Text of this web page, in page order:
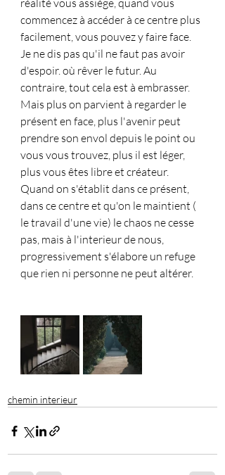
réalité vous assiège, quand vous
commencez à accéder à ce centre plus
facilement, vous pouvez y faire face.
Je ne dis pas qu'il ne faut pas avoir
d'espoir. où rêver le futur. Au
contraire, tout cela est à embrasser.
Mais plus on parvient à regarder le
présent en face, plus l'avenir peut
prendre son envol depuis le point ou
vous vous trouvez, plus il est léger,
plus vous êtes libre et créateur.
Quand on s'établit dans ce présent,
dans ce centre et qu'on le maintient (
le travail d'une vie) le chaos ne cesse
pas, mais à l'interieur de nous,
progressivement s'élabore un refuge
que rien ni personne ne peut altérer.
chemin interieur